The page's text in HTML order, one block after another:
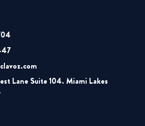
Lane Suite 104. Miami Lakes